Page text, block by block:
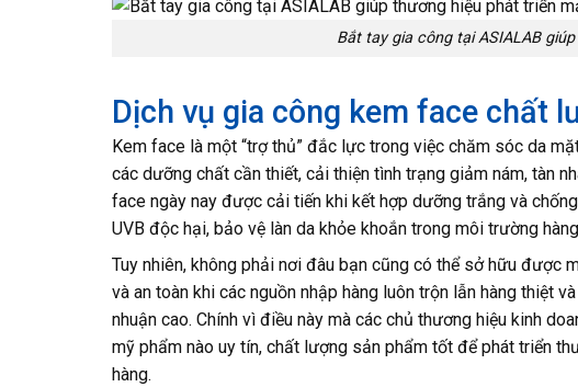
Bắt tay gia công tại ASIALAB
Dịch vụ gia công kem face chất
Kem face là một “trợ thủ” đắc lực trong việc chăm sóc da
các dưỡng chất cần thiết, cải thiện tình trạng giảm nám, tàn
face ngày nay được cải tiến khi kết hợp dưỡng trắng và
UVB độc hại, bảo vệ làn da khỏe khoắn trong môi trường
Tuy nhiên, không phải nơi đâu bạn cũng có thể sở hữu
và an toàn khi các nguồn nhập hàng luôn trộn lẫn hàng thiệt
nhuận cao. Chính vì điều này mà các chủ thương hiệu kinh
mỹ phẩm nào uy tín, chất lượng sản phẩm tốt để phát triển
hàng.